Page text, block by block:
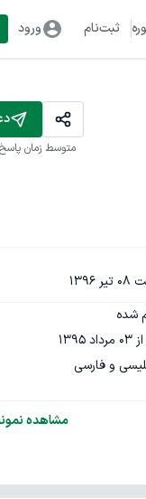
ثبت‌نام ورود
متوسط زمان
و فارسی
مشاهده